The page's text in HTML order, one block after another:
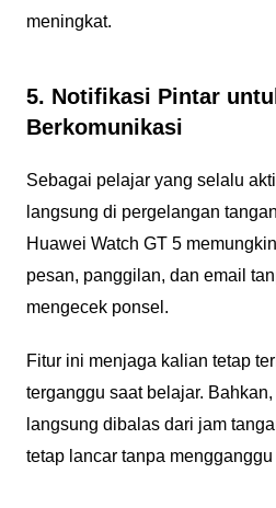
meningkat.
5. Notifikasi Pintar
Berkomunikasi
Sebagai pelajar yang selalu
langsung di pergelangan
Huawei Watch GT 5
pesan, panggilan, dan email
mengecek ponsel.
Fitur ini menjaga kalian tetap
terganggu saat belajar.
langsung dibalas dari jam
tetap lancar tanpa